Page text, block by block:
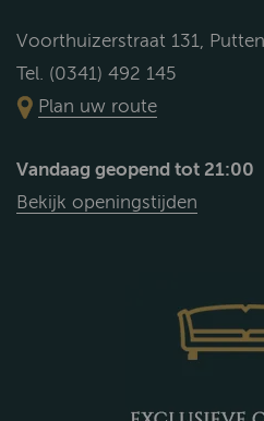
Voorthuizerstraat 131, Putten
Tel. (0341) 492 145
Plan uw route
Vandaag geopend tot 21:00
Bekijk openingstijden